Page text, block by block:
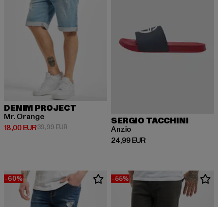
DENIM PROJECT
Mr. Orange
18,00 EUR
Derzeitiger Preis: 18,00 EUR
39,99 EURAktionspreis: 39,99 EUR
SERGIO TACCHINI
Anzio
24,99 EUR
Derzeitiger Preis: 24,99 EUR
-60% -55%